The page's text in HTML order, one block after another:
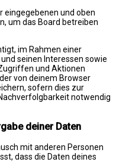
eingegebenen und oben
um das Board betreiben
im Rahmen einer
seinen Interessen sowie
und Aktionen
von deinem Browser
sofern dies zur
notwendig
deiner Daten
mit anderen Personen
dass die Daten deines